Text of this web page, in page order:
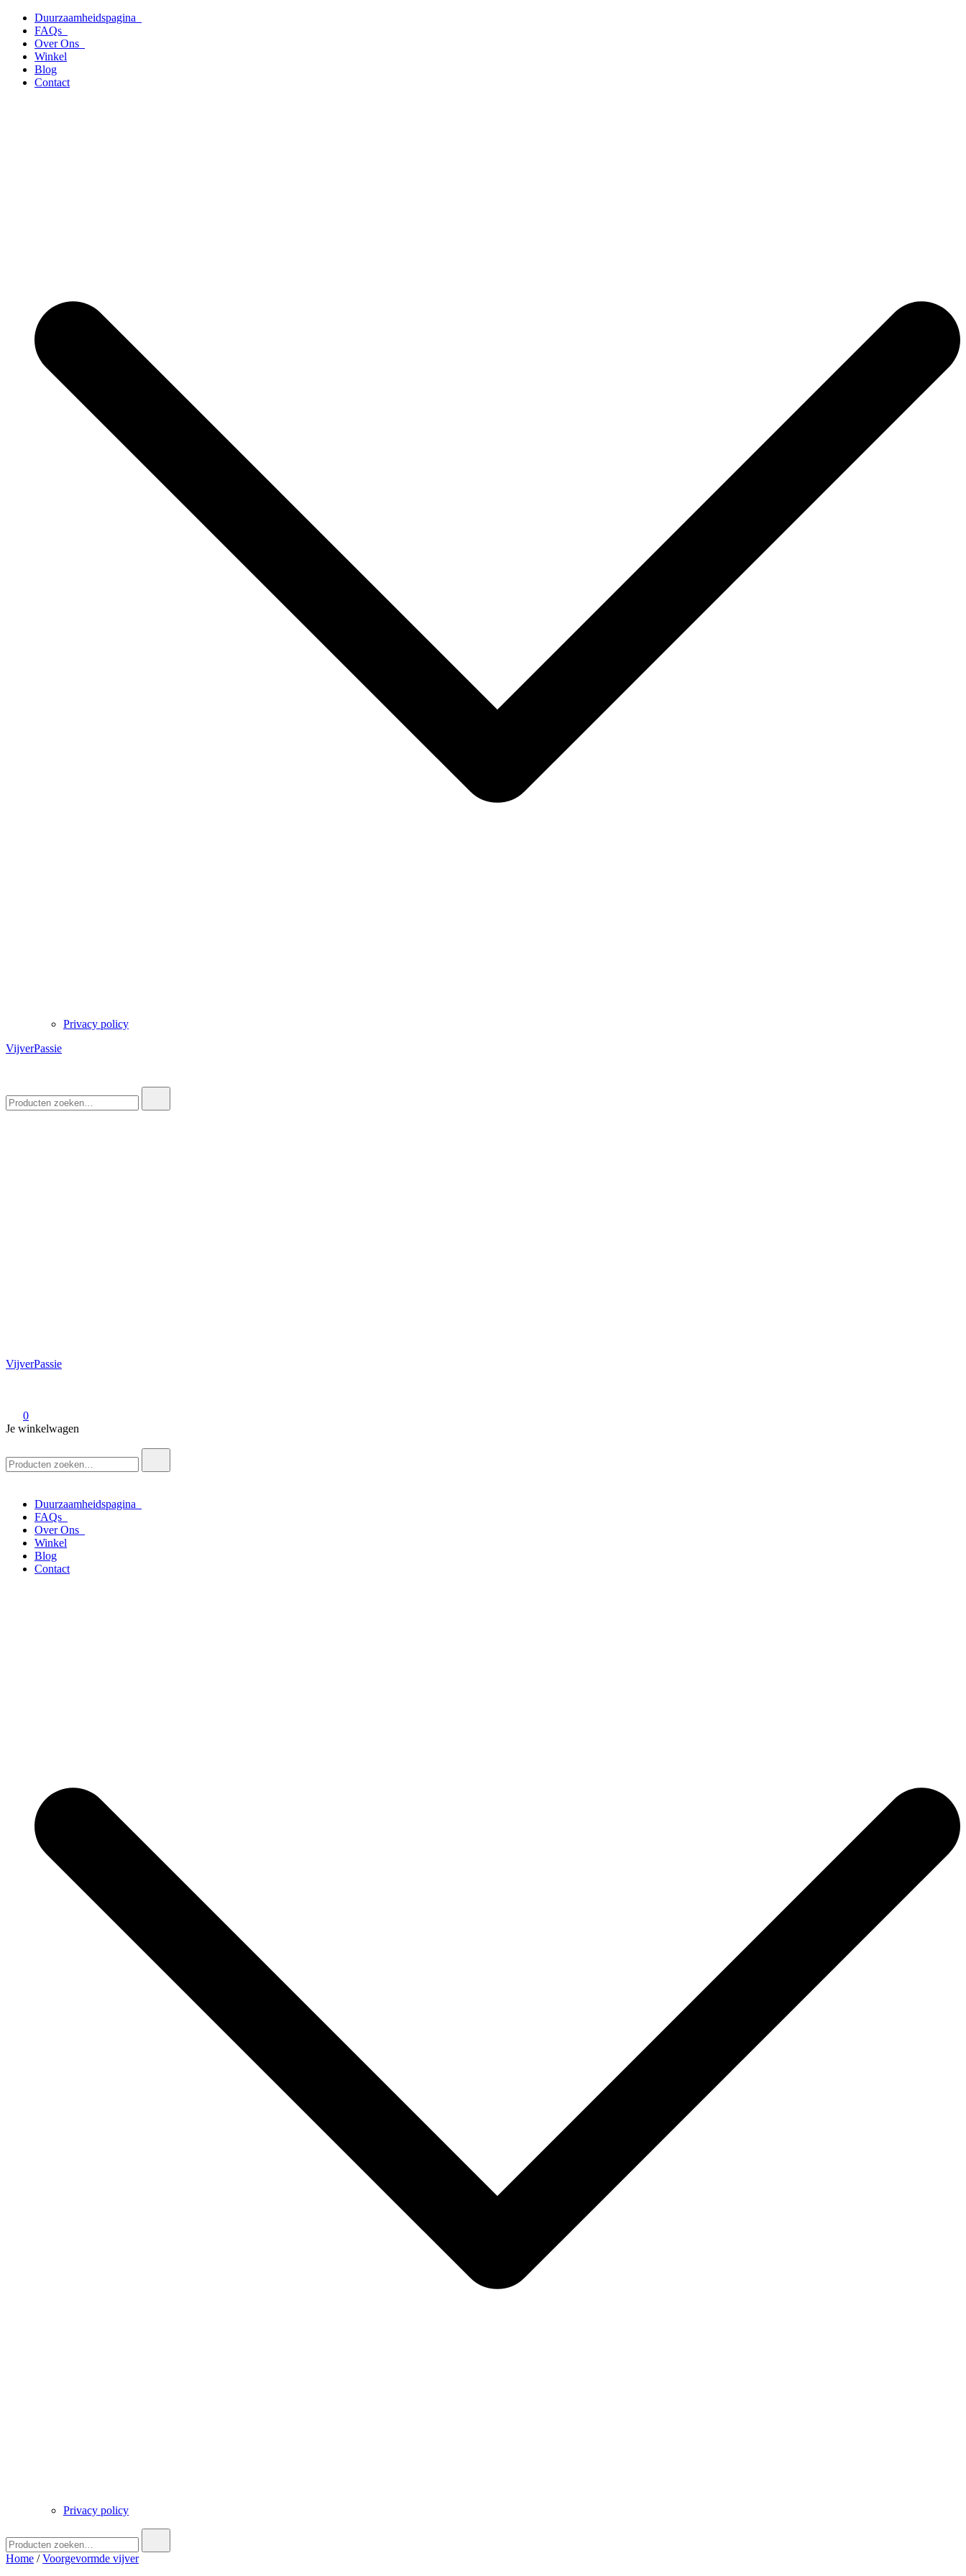
naar
inhoud
Duurzaamheidspagina
FAQs
Over Ons
Winkel
Blog
Contact
Privacy policy
VijverPassie
naar:
VijverPassie
0
Je winkelwagen
naar:
Duurzaamheidspagina
FAQs
Over Ons
Winkel
Blog
Contact
Privacy policy
naar:
Home /Voorgevormde vijver